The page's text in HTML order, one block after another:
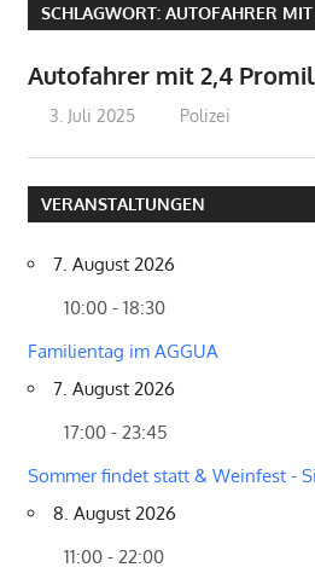
SCHLAGWORT: AUTOFAHRER MIT
Autofahrer mit 2,4
3. Juli 2025 treffpunkt
Polizei
VERANSTALTUNGEN
7. August 2026
10:00 - 18:30
Familientag im AGGUA
7. August 2026
17:00 - 23:45
Sommer findet statt & Weinfest -
8. August 2026
11:00 - 22:00